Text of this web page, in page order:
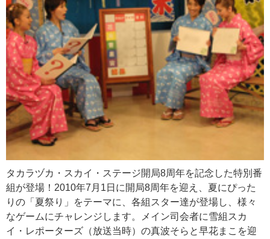
タカラヅカ・スカイ・ステージ開局8周年を記念した特別番
組が登場！2010年7月1日に開局8周年を迎え、夏にぴった
りの「夏祭り」をテーマに、各組スター達が登場し、様々
なゲームにチャレンジします。メイン司会者に雪組スカ
イ・レポーターズ（放送当時）の真波そらと早花まこを迎